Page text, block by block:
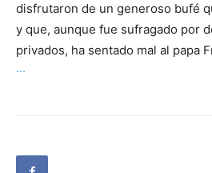
disfrutaron de un generoso bufé
y que, aunque fue sufragado por
privados, ha sentado mal al papa
···